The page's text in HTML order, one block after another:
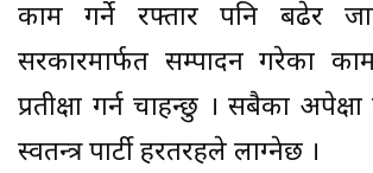
काम गर्ने रफ्तार पनि बढेर
सरकारमार्फत सम्पादन गरेका
प्रतीक्षा गर्न चाहन्छु । सबैका अपेक्षा
स्वतन्त्र पार्टी हरतरहले लाग्नेछ ।